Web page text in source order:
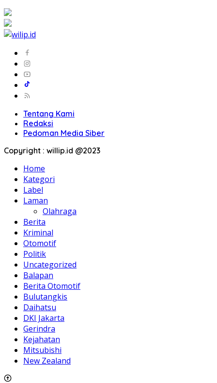
Tentang Kami
Redaksi
Pedoman Media Siber
Copyright : willip.id @2023
Home
Kategori
Label
Laman
Olahraga
Berita
Kriminal
Otomotif
Politik
Uncategorized
Balapan
Berita Otomotif
Bulutangkis
Daihatsu
DKI Jakarta
Gerindra
Kejahatan
Mitsubishi
New Zealand